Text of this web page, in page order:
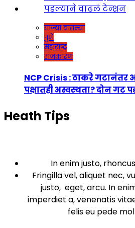
ताज्या बातम्या
पुणे
महाराष्ट्र
राजकारण
NCP Crisis : ठाकरे गटानंतर
पक्षातही अस्वस्थता? दोन गट
Heath Tips
In enim justo,
Fringilla vel, aliquet nec,
justo, eget, arcu. In
imperdiet a, venenatis
felis eu pede